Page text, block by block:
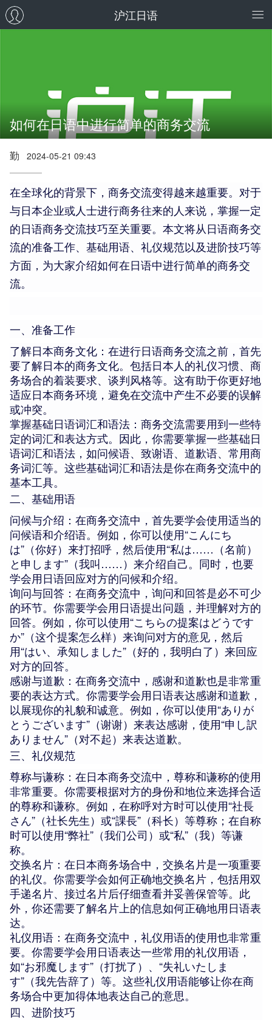
沪江日语
如何在日语中进行简单的商务交流
勤 2024-05-21 09:43
在全球化的背景下，商务交流变得越来越重要。对于
与日本企业或人士进行商务往来的人来说，掌握一定
的日语商务交流技巧至关重要。本文将从日语商务交
流的准备工作、基础用语、礼仪规范以及进阶技巧等
方面，为大家介绍如何在日语中进行简单的商务交
流。
一、准备工作
了解日本商务文化：在进行日语商务交流之前，首先
要了解日本的商务文化。包括日本人的礼仪习惯、商
务场合的着装要求、谈判风格等。这有助于你更好地
适应日本商务环境，避免在交流中产生不必要的误解
或冲突。
掌握基础日语词汇和语法：商务交流需要用到一些特
定的词汇和表达方式。因此，你需要掌握一些基础日
语词汇和语法，如问候语、致谢语、道歉语、常用商
务词汇等。这些基础词汇和语法是你在商务交流中的
基本工具。
二、基础用语
问候与介绍：在商务交流中，首先要学会使用适当的
问候语和介绍语。例如，你可以使用“こんにち
は”（你好）来打招呼，然后使用“私は……（名前）
と申します”（我叫……）来介绍自己。同时，也要
学会用日语回应对方的问候和介绍。
询问与回答：在商务交流中，询问和回答是必不可少
的环节。你需要学会用日语提出问题，并理解对方的
回答。例如，你可以使用“こちらの提案はどうです
か”（这个提案怎么样）来询问对方的意见，然后
用“はい、承知しました”（好的，我明白了）来回应
对方的回答。
感谢与道歉：在商务交流中，感谢和道歉也是非常重
要的表达方式。你需要学会用日语表达感谢和道歉，
以展现你的礼貌和诚意。例如，你可以使用“ありが
とうございます”（谢谢）来表达感谢，使用“申し訳
ありません”（对不起）来表达道歉。
三、礼仪规范
尊称与谦称：在日本商务交流中，尊称和谦称的使用
非常重要。你需要根据对方的身份和地位来选择合适
的尊称和谦称。例如，在称呼对方时可以使用“社長
さん”（社长先生）或“課長”（科长）等尊称；在自称
时可以使用“弊社”（我们公司）或“私”（我）等谦
称。
交换名片：在日本商务场合中，交换名片是一项重要
的礼仪。你需要学会如何正确地交换名片，包括用双
手递名片、接过名片后仔细查看并妥善保管等。此
外，你还需要了解名片上的信息如何正确地用日语表
达。
礼仪用语：在商务交流中，礼仪用语的使用也非常重
要。你需要学会用日语表达一些常用的礼仪用语，
如“お邪魔します”（打扰了）、“失礼いたしま
す”（我先告辞了）等。这些礼仪用语能够让你在商
务场合中更加得体地表达自己的意思。
四、进阶技巧